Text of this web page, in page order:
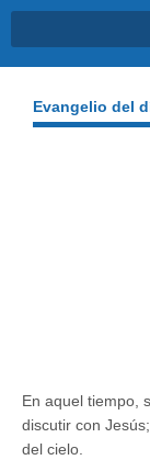
Evangelio del
En aquel tiempo,
discutir con
del cielo.